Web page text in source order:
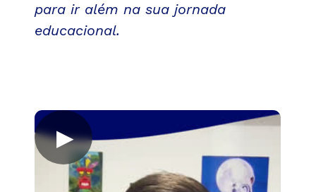
para ir além na sua jornada
educacional.